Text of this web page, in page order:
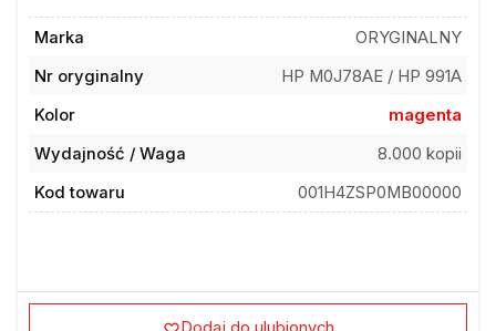
Marka
ORYGINALNY
Nr oryginalny
HP M0J78AE / HP 991A
Kolor
magenta
Wydajność / Waga
8.000 kopii
Kod towaru
001H4ZSP0MB00000